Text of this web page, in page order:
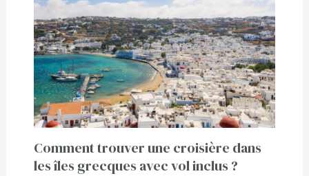
Comment trouver une croisière dans
les îles grecques avec vol inclus ?